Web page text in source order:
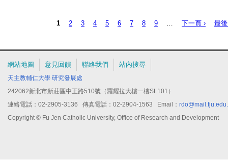
https://wdrap.nstc.gov.tw/IRAPortal/home/Home.aspx
)填寫並上傳推薦
四、本獎項作業要點及線上申請作業使用注意事項等內容，請至國科會網站(
「學術研究」項下「補助獎勵辦法及表格」中「獎勵科技人才」之「行政
1 2 3 4 5 6 7 8 9 下一頁 › 最
網站地圖 意見回饋 聯絡我們 站內搜尋
天主教輔仁大學 研究發展處
242062新北市新莊區中正路510號（羅耀拉大樓一樓SL101）
連絡電話：02-2905-3136 傳真電話：02-2904-1563 Email：
Copyright © Fu Jen Catholic University, Office of Research and Development